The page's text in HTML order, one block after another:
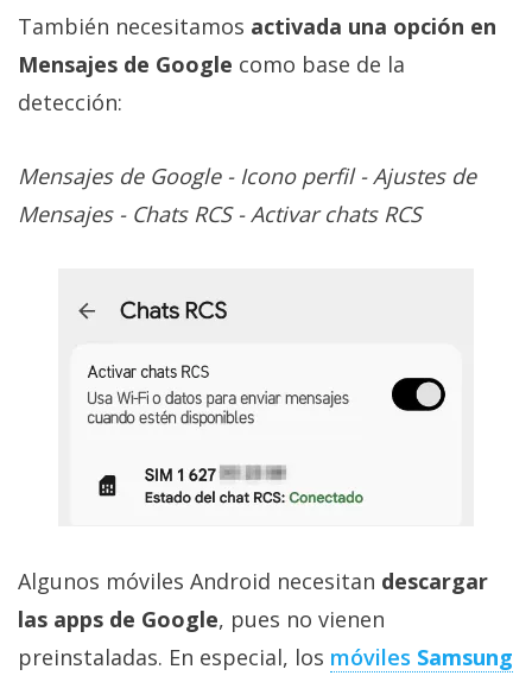
También necesitamos activada una opción en
Mensajes de Google como base de la
detección:
Mensajes de Google - Icono perfil - Ajustes de
Mensajes - Chats RCS - Activar chats RCS
Algunos móviles Android necesitan descargar
las apps de Google, pues no vienen
preinstaladas. En especial, los móviles Samsung